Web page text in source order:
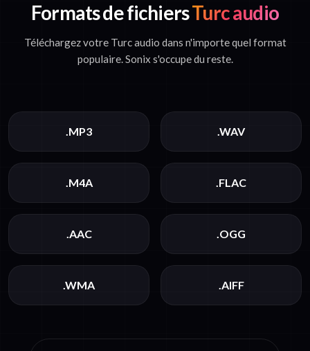
Formats de fichiersTurc audio
Téléchargez votre Turc audio dans n'importe quel format
populaire. Sonix s'occupe du reste.
.MP3 .WAV
.M4A .FLAC
.AAC .OGG
.WMA .AIFF